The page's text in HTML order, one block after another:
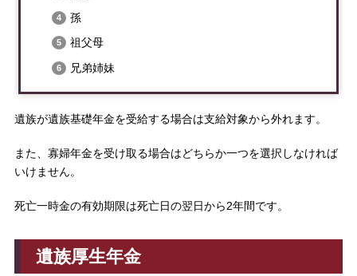
孫
祖父母
兄弟姉妹
遺族が遺族基礎年金を受給する場合は支給対象から外れます。
また、寡婦年金を受け取る場合はどちらか一つを選択しなければ
いけません。
死亡一時金の有効期限は死亡日の翌日から2年間です。
遺族厚生年金